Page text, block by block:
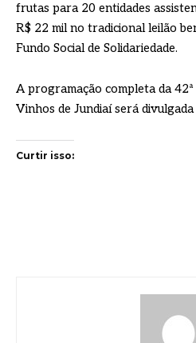
frutas para 20 entidades
R$ 22 mil no tradicional leilão
Fundo Social de Solidariedade.
A programação completa da
Vinhos de Jundiaí será
Curtir isso: